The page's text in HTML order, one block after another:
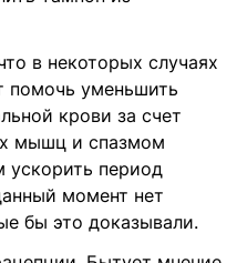
в некоторых случаях
помочь уменьшить
крови за счет
мышц и спазмом
период
момент нет
бы это доказывали.